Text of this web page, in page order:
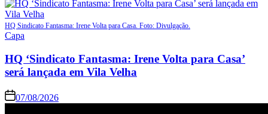
HQ Sindicato Fantasma: Irene Volta para Casa. Foto: Divulgação.
Capa
HQ ‘Sindicato Fantasma: Irene Volta para Casa’
será lançada em Vila Velha
07/08/2026